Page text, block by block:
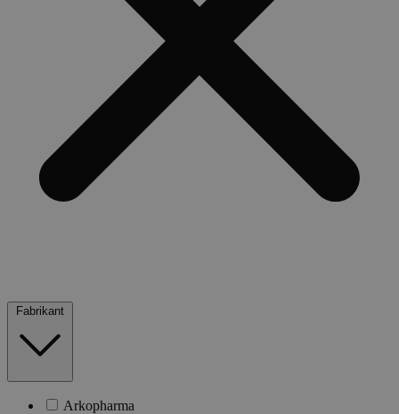
Fabrikant
Arkopharma